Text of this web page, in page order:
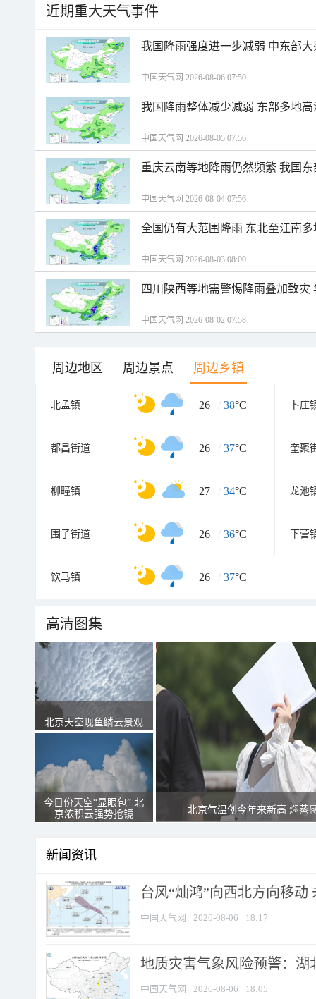
近期重大天气事件
我国降雨强度进一步减弱 中东部
中国天气网 2026-08-06 07:50
我国降雨整体减少减弱 东部多地
中国天气网 2026-08-05 07:56
重庆云南等地降雨仍然频繁 我国
中国天气网 2026-08-04 07:56
全国仍有大范围降雨 东北至江南
中国天气网 2026-08-03 08:00
四川陕西等地需警惕降雨叠加致
中国天气网 2026-08-02 07:58
周边地区 周边景点 周边乡镇
北孟镇 26 / 38°C 卜庄
都昌街道 26 / 37°C 奎聚
柳疃镇 27 / 34°C 龙池
围子街道 26 / 36°C 下营
饮马镇 26 / 37°C
高清图集
北京天空现鱼鳞云景观
今日份天空“显眼包” 北
京浓积云强势抢镜
北京气温创今年来新高 焖蒸
新闻资讯
台风“灿鸿”向西北方向移动
中国天气网 2026-08-06 18:17
地质灾害气象风险预警：湖
中国天气网 2026-08-06 18:05